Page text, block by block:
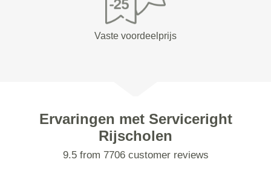
Vaste voordeelprijs
Ervaringen met Serviceright
Rijscholen
9.5 from 7706 customer reviews